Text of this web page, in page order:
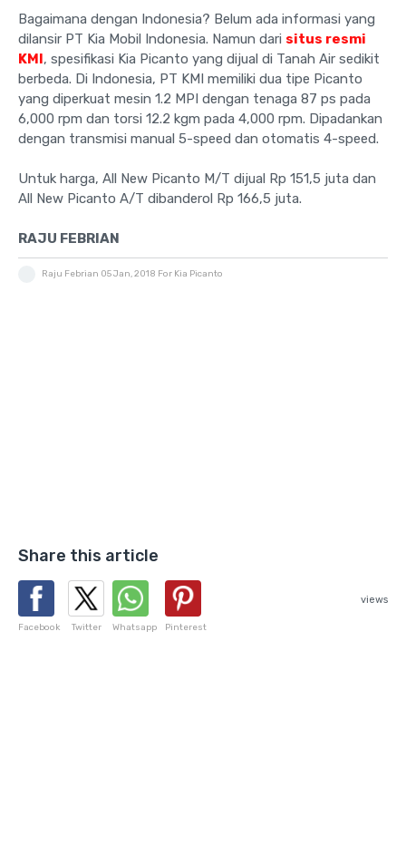
Bagaimana dengan Indonesia? Belum ada informasi yang
dilansir PT Kia Mobil Indonesia. Namun dari situs resmi
KMI, spesifikasi Kia Picanto yang dijual di Tanah Air sedikit
berbeda. Di Indonesia, PT KMI memiliki dua tipe Picanto
yang diperkuat mesin 1.2 MPI dengan tenaga 87 ps pada
6,000 rpm dan torsi 12.2 kgm pada 4,000 rpm. Dipadankan
dengan transmisi manual 5-speed dan otomatis 4-speed.
Untuk harga, All New Picanto M/T dijual Rp 151,5 juta dan
All New Picanto A/T dibanderol Rp 166,5 juta.
RAJU FEBRIAN
Raju Febrian 05 Jan, 2018 For Kia Picanto
Share this article
Facebook Twitter Whatsapp Pinterest
views